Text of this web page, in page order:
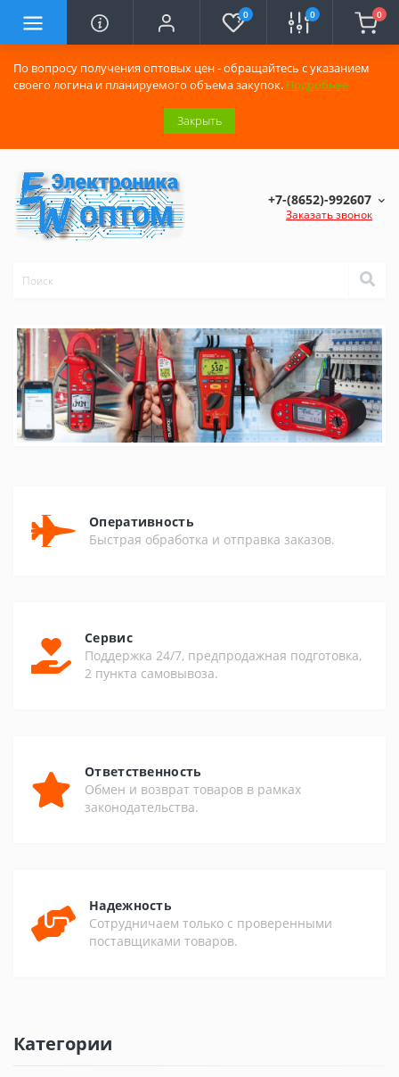
По вопросу получения оптовых цен - обращайтесь с указанием
своего логина и планируемого объема закупок. Подробнее
Закрыть
0 0 0
+7-(8652)-992607
Заказать звонок
Оперативность
Быстрая обработка и отправка заказов.
Сервис
Поддержка 24/7, предпродажная подготовка,
2 пункта самовывоза.
Ответственность
Обмен и возврат товаров в рамках
законодательства.
Надежность
Сотрудничаем только с проверенными
поставщиками товаров.
Категории